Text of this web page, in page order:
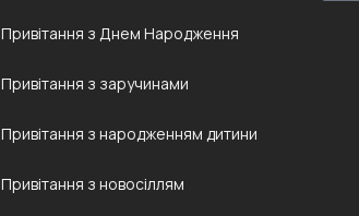
Привітання з Днем Народження
Привітання з заручинами
Привітання з народженням дитини
Привітання з новосіллям